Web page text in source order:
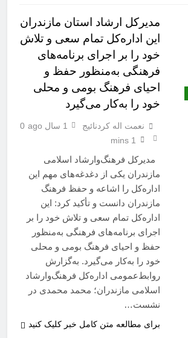
مدیرکل ارشاد استان مازندران
این اداره‌کل تمام سعی و تلاش
خود را بر اجرای برنامه‌های
فرهنگی به‌منظور حفظ و
احیای فرهنگ بومی و محلی
خود را به‌کار می‌گیرد
نعمت اله کردنائیج 1 سال ago
0
1 mins
مدیرکل فرهنگ‌وارشاد اسلامی
مازندران یکی از دغدغه‌های مهم این
اداره‌کل را اشاعه و حفظ فرهنگ
مازندران دانست و تأکید کرد: این
اداره‌کل تمام سعی و تلاش خود را بر
اجرای برنامه‌های فرهنگی به‌منظور
حفظ و احیای فرهنگ بومی و محلی
خود را به‌کار می‌گیرد. به‌گزارش
روابط‌عمومی اداره‌کل فرهنگ‌وارشاد
اسلامی مازندران؛ محمد محمدی در
نشست…
برای مطالعه متن کامل خبر کلیک کنید